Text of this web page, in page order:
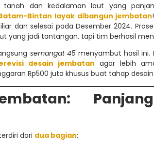
tanah dan kedalaman laut yang
Bintan layak dibangun jembatan
dan selesai pada Desember 2024.
yang jadi tantangan, tapi tim berhasil
semangat 45menyambut hasil ini.
desain jembatan agar lebih
Rp500 juta khusus buat tahap desain
dari dua bagian: